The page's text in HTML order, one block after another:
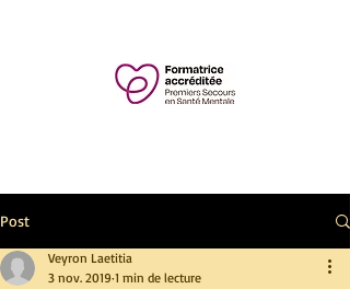
Post
Veyron Laetitia
3 nov. 2019 1 min de lecture